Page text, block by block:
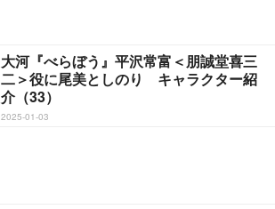
大河『べらぼう』平沢常富＜朋誠堂喜三
二＞役に尾美としのり キャラクター紹
介（33）
2025-01-03